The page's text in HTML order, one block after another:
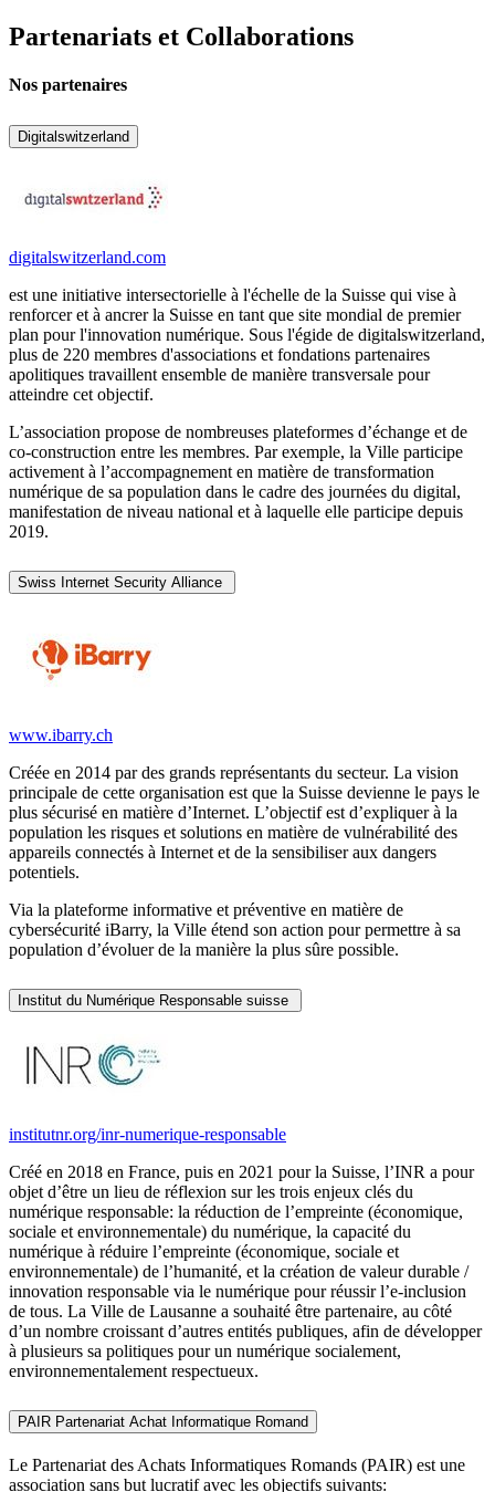
Partenariats et Collaborations
Nos partenaires
Digitalswitzerland
digitalswitzerland.com
est une initiative intersectorielle à l'échelle de la Suisse qui vise à
renforcer et à ancrer la Suisse en tant que site mondial de premier
plan pour l'innovation numérique. Sous l'égide de digitalswitzerland,
plus de 220 membres d'associations et fondations partenaires
apolitiques travaillent ensemble de manière transversale pour
atteindre cet objectif.
L’association propose de nombreuses plateformes d’échange et de
co-construction entre les membres. Par exemple, la Ville participe
activement à l’accompagnement en matière de transformation
numérique de sa population dans le cadre des journées du digital,
manifestation de niveau national et à laquelle elle participe depuis
2019.
Swiss Internet Security Alliance
www.ibarry.ch
Créée en 2014 par des grands représentants du secteur. La vision
principale de cette organisation est que la Suisse devienne le pays le
plus sécurisé en matière d’Internet. L’objectif est d’expliquer à la
population les risques et solutions en matière de vulnérabilité des
appareils connectés à Internet et de la sensibiliser aux dangers
potentiels.
Via la plateforme informative et préventive en matière de
cybersécurité iBarry, la Ville étend son action pour permettre à sa
population d’évoluer de la manière la plus sûre possible.
Institut du Numérique Responsable suisse
institutnr.org/inr-numerique-responsable
Créé en 2018 en France, puis en 2021 pour la Suisse, l’INR a pour
objet d’être un lieu de réflexion sur les trois enjeux clés du
numérique responsable: la réduction de l’empreinte (économique,
sociale et environnementale) du numérique, la capacité du
numérique à réduire l’empreinte (économique, sociale et
environnementale) de l’humanité, et la création de valeur durable /
innovation responsable via le numérique pour réussir l’e-inclusion
de tous. La Ville de Lausanne a souhaité être partenaire, au côté
d’un nombre croissant d’autres entités publiques, afin de développer
à plusieurs sa politiques pour un numérique socialement,
environnementalement respectueux.
PAIR Partenariat Achat Informatique Romand
Le Partenariat des Achats Informatiques Romands (PAIR) est une
association sans but lucratif avec les objectifs suivants: